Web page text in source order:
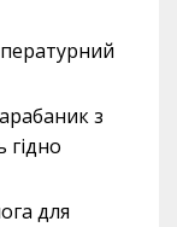
з
для